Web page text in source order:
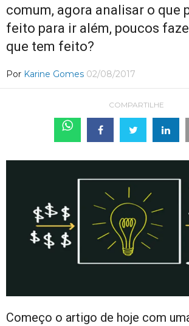
comum, agora analisar o que
feito para ir além, poucos
que tem feito?
Por Karine Gomes 02/08/2017
COMPARTILHE
Começo o artigo de hoje com